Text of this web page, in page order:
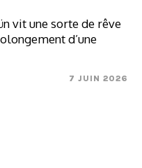
vit une sorte de rêve
d’une
7 JUIN 2026